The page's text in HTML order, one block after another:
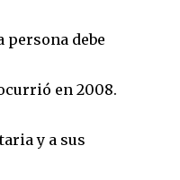
persona debe
en 2008.
y a sus